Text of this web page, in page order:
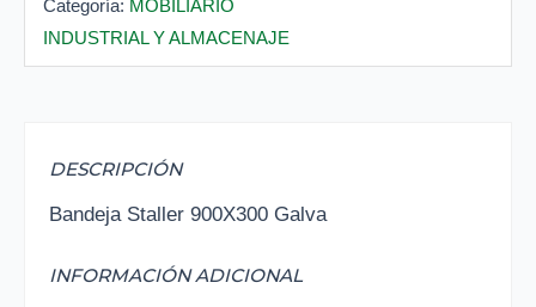
Categoría: MOBILIARIO
INDUSTRIAL Y ALMACENAJE
DESCRIPCIÓN
Bandeja Staller 900X300 Galva
INFORMACIÓN ADICIONAL